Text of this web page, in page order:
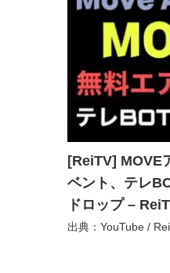
[ReiTV] MOVE
ベント、テレ
ドロップ –
出典：YouTube /